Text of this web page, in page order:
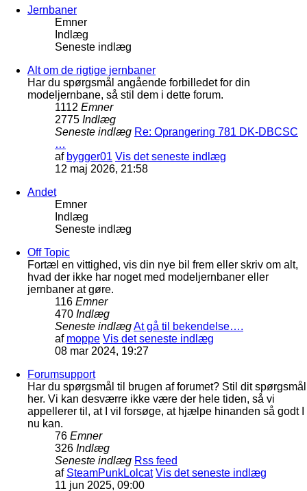
Jernbaner
Emner
Indlæg
Seneste indlæg
Alt om de rigtige jernbaner
Har du spørgsmål angående forbilledet for din
modeljernbane, så stil dem i dette forum.
1112 Emner
2775 Indlæg
Seneste indlæg Re: Oprangering 781 DK-DBCSC
…
af bygger01 Vis det seneste indlæg
12 maj 2026, 21:58
Andet
Emner
Indlæg
Seneste indlæg
Off Topic
Fortæl en vittighed, vis din nye bil frem eller skriv om alt,
hvad der ikke har noget med modeljernbaner eller
jernbaner at gøre.
116 Emner
470 Indlæg
Seneste indlægAt gå til bekendelse….
af moppe Vis det seneste indlæg
08 mar 2024, 19:27
Forumsupport
Har du spørgsmål til brugen af forumet? Stil dit spørgsmål
her. Vi kan desværre ikke være der hele tiden, så vi
appellerer til, at I vil forsøge, at hjælpe hinanden så godt I
nu kan.
76 Emner
326 Indlæg
Seneste indlæg Rss feed
af SteamPunkLolcat Vis det seneste indlæg
11 jun 2025, 09:00